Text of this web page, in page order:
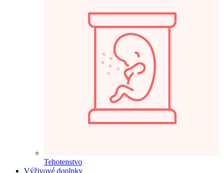
Tehotenstvo
Výživové doplnky